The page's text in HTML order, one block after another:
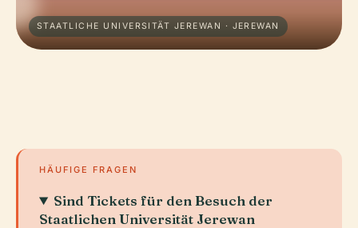
STAATLICHE UNIVERSITÄT JEREWAN · JEREWAN
HÄUFIGE FRAGEN
Sind Tickets für den Besuch der
Staatlichen Universität Jerewan